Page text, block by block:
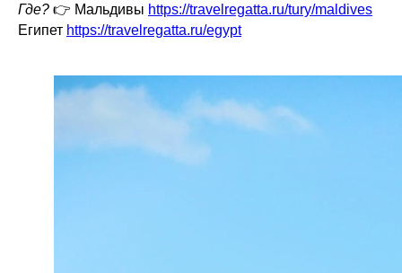
Где? 👉 Мальдивы https://travelregatta.ru/tury/maldives
Египет https://travelregatta.ru/egypt